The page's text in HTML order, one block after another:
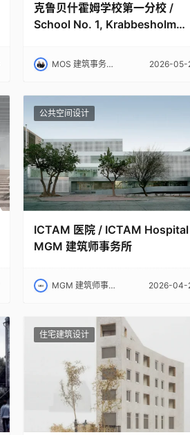
克鲁贝什霍姆学校第一分校 /
School No. 1, Krabbesholm
MOS 建筑事务所｜MOS 2026-05-
公共空间设计
ICTAM 医院 / ICTAM
MGM 建筑师事务所
MGM 建筑师事务所｜MGM 2026-04-
住宅建筑设计